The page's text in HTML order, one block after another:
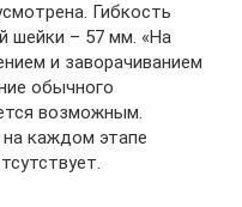
Гибкость
шейки – 57 мм. «На
и заворачиванием
обычного
возможным.
каждом этапе